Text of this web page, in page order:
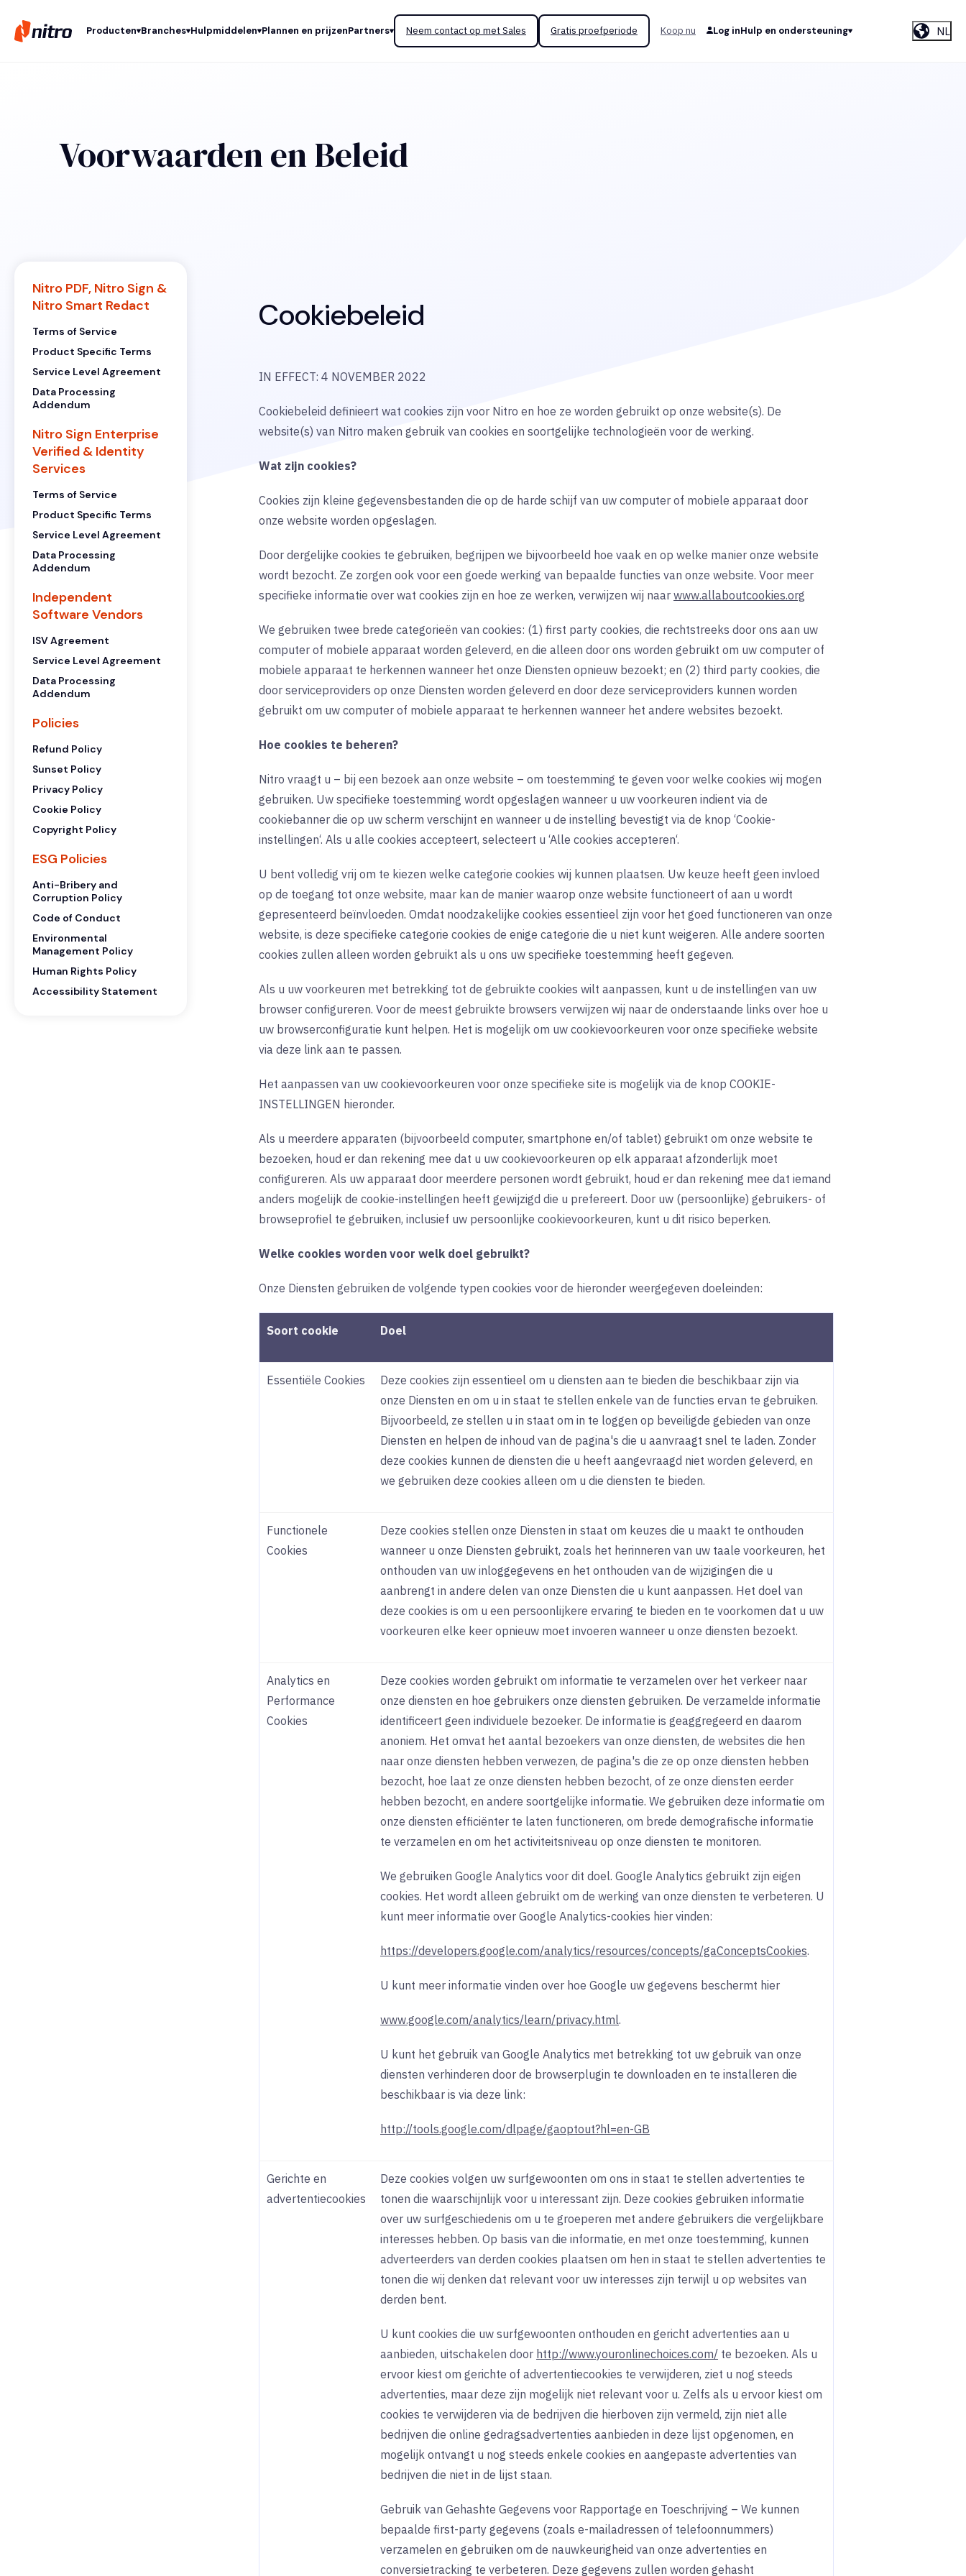
Producten Branches Hulpmiddelen Plannen en prijzenPartners Neem contact op met Sales Gratis proefperiode Koop nu Log inHulp en ondersteuning NL
Voorwaarden en Beleid
Nitro PDF, Nitro Sign &
Nitro Smart Redact
Terms of Service
Product Specific Terms
Service Level Agreement
Data Processing
Addendum
Nitro Sign Enterprise
Verified & Identity
Services
Terms of Service
Product Specific Terms
Service Level Agreement
Data Processing
Addendum
Independent
Software Vendors
ISV Agreement
Service Level Agreement
Data Processing
Addendum
Policies
Refund Policy
Sunset Policy
Privacy Policy
Cookie Policy
Copyright Policy
ESG Policies
Anti-Bribery and
Corruption Policy
Code of Conduct
Environmental
Management Policy
Human Rights Policy
Accessibility Statement
Cookiebeleid
IN EFFECT: 4 NOVEMBER 2022
Cookiebeleid definieert wat cookies zijn voor Nitro en hoe ze worden gebruikt op onze website(s). De
website(s) van Nitro maken gebruik van cookies en soortgelijke technologieën voor de werking.
Wat zijn cookies?
Cookies zijn kleine gegevensbestanden die op de harde schijf van uw computer of mobiele apparaat door
onze website worden opgeslagen.
Door dergelijke cookies te gebruiken, begrijpen we bijvoorbeeld hoe vaak en op welke manier onze website
wordt bezocht. Ze zorgen ook voor een goede werking van bepaalde functies van onze website. Voor meer
specifieke informatie over wat cookies zijn en hoe ze werken, verwijzen wij naar www.allaboutcookies.org
We gebruiken twee brede categorieën van cookies: (1) first party cookies, die rechtstreeks door ons aan uw
computer of mobiele apparaat worden geleverd, en die alleen door ons worden gebruikt om uw computer of
mobiele apparaat te herkennen wanneer het onze Diensten opnieuw bezoekt; en (2) third party cookies, die
door serviceproviders op onze Diensten worden geleverd en door deze serviceproviders kunnen worden
gebruikt om uw computer of mobiele apparaat te herkennen wanneer het andere websites bezoekt.
Hoe cookies te beheren?
Nitro vraagt u – bij een bezoek aan onze website – om toestemming te geven voor welke cookies wij mogen
gebruiken. Uw specifieke toestemming wordt opgeslagen wanneer u uw voorkeuren indient via de
cookiebanner die op uw scherm verschijnt en wanneer u de instelling bevestigt via de knop ‘Cookie-
instellingen‘. Als u alle cookies accepteert, selecteert u ‘Alle cookies accepteren‘.
U bent volledig vrij om te kiezen welke categorie cookies wij kunnen plaatsen. Uw keuze heeft geen invloed
op de toegang tot onze website, maar kan de manier waarop onze website functioneert of aan u wordt
gepresenteerd beïnvloeden. Omdat noodzakelijke cookies essentieel zijn voor het goed functioneren van onze
website, is deze specifieke categorie cookies de enige categorie die u niet kunt weigeren. Alle andere soorten
cookies zullen alleen worden gebruikt als u ons uw specifieke toestemming heeft gegeven.
Als u uw voorkeuren met betrekking tot de gebruikte cookies wilt aanpassen, kunt u de instellingen van uw
browser configureren. Voor de meest gebruikte browsers verwijzen wij naar de onderstaande links over hoe u
uw browserconfiguratie kunt helpen. Het is mogelijk om uw cookievoorkeuren voor onze specifieke website
via deze link aan te passen.
Het aanpassen van uw cookievoorkeuren voor onze specifieke site is mogelijk via de knop COOKIE-
INSTELLINGEN hieronder.
Als u meerdere apparaten (bijvoorbeeld computer, smartphone en/of tablet) gebruikt om onze website te
bezoeken, houd er dan rekening mee dat u uw cookievoorkeuren op elk apparaat afzonderlijk moet
configureren. Als uw apparaat door meerdere personen wordt gebruikt, houd er dan rekening mee dat iemand
anders mogelijk de cookie-instellingen heeft gewijzigd die u prefereert. Door uw (persoonlijke) gebruikers- of
browseprofiel te gebruiken, inclusief uw persoonlijke cookievoorkeuren, kunt u dit risico beperken.
Welke cookies worden voor welk doel gebruikt?
Onze Diensten gebruiken de volgende typen cookies voor de hieronder weergegeven doeleinden:
Soort cookie Doel
Essentiële Cookies
Deze cookies zijn essentieel om u diensten aan te bieden die beschikbaar zijn via
onze Diensten en om u in staat te stellen enkele van de functies ervan te gebruiken.
Bijvoorbeeld, ze stellen u in staat om in te loggen op beveiligde gebieden van onze
Diensten en helpen de inhoud van de pagina's die u aanvraagt snel te laden. Zonder
deze cookies kunnen de diensten die u heeft aangevraagd niet worden geleverd, en
we gebruiken deze cookies alleen om u die diensten te bieden.
Functionele
Cookies
Deze cookies stellen onze Diensten in staat om keuzes die u maakt te onthouden
wanneer u onze Diensten gebruikt, zoals het herinneren van uw taale voorkeuren, het
onthouden van uw inloggegevens en het onthouden van de wijzigingen die u
aanbrengt in andere delen van onze Diensten die u kunt aanpassen. Het doel van
deze cookies is om u een persoonlijkere ervaring te bieden en te voorkomen dat u uw
voorkeuren elke keer opnieuw moet invoeren wanneer u onze diensten bezoekt.
Analytics en
Performance
Cookies
Deze cookies worden gebruikt om informatie te verzamelen over het verkeer naar
onze diensten en hoe gebruikers onze diensten gebruiken. De verzamelde informatie
identificeert geen individuele bezoeker. De informatie is geaggregeerd en daarom
anoniem. Het omvat het aantal bezoekers van onze diensten, de websites die hen
naar onze diensten hebben verwezen, de pagina's die ze op onze diensten hebben
bezocht, hoe laat ze onze diensten hebben bezocht, of ze onze diensten eerder
hebben bezocht, en andere soortgelijke informatie. We gebruiken deze informatie om
onze diensten efficiënter te laten functioneren, om brede demografische informatie
te verzamelen en om het activiteitsniveau op onze diensten te monitoren.
We gebruiken Google Analytics voor dit doel. Google Analytics gebruikt zijn eigen
cookies. Het wordt alleen gebruikt om de werking van onze diensten te verbeteren. U
kunt meer informatie over Google Analytics-cookies hier vinden:
https://developers.google.com/analytics/resources/concepts/gaConceptsCookies.
U kunt meer informatie vinden over hoe Google uw gegevens beschermt hier
www.google.com/analytics/learn/privacy.html.
U kunt het gebruik van Google Analytics met betrekking tot uw gebruik van onze
diensten verhinderen door de browserplugin te downloaden en te installeren die
beschikbaar is via deze link:
http://tools.google.com/dlpage/gaoptout?hl=en-GB
Gerichte en
advertentiecookies
Deze cookies volgen uw surfgewoonten om ons in staat te stellen advertenties te
tonen die waarschijnlijk voor u interessant zijn. Deze cookies gebruiken informatie
over uw surfgeschiedenis om u te groeperen met andere gebruikers die vergelijkbare
interesses hebben. Op basis van die informatie, en met onze toestemming, kunnen
adverteerders van derden cookies plaatsen om hen in staat te stellen advertenties te
tonen die wij denken dat relevant voor uw interesses zijn terwijl u op websites van
derden bent.
U kunt cookies die uw surfgewoonten onthouden en gericht advertenties aan u
aanbieden, uitschakelen door http://www.youronlinechoices.com/ te bezoeken. Als u
ervoor kiest om gerichte of advertentiecookies te verwijderen, ziet u nog steeds
advertenties, maar deze zijn mogelijk niet relevant voor u. Zelfs als u ervoor kiest om
cookies te verwijderen via de bedrijven die hierboven zijn vermeld, zijn niet alle
bedrijven die online gedragsadvertenties aanbieden in deze lijst opgenomen, en
mogelijk ontvangt u nog steeds enkele cookies en aangepaste advertenties van
bedrijven die niet in de lijst staan.
Gebruik van Gehashte Gegevens voor Rapportage en Toeschrijving – We kunnen
bepaalde first-party gegevens (zoals e-mailadressen of telefoonnummers)
verzamelen en gebruiken om de nauwkeurigheid van onze advertenties en
conversietracking te verbeteren. Deze gegevens zullen worden gehasht